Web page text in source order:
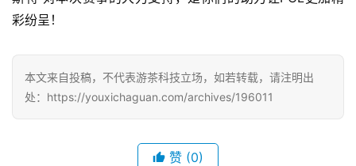
彩纷呈！
本文来自投稿，不代表游茶科技立场，如若转载，请注明出
处：https://youxichaguan.com/archives/196011
赞 (0)